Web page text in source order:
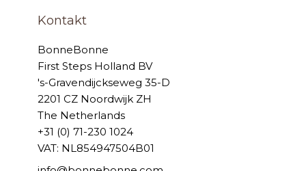
Kontakt
BonneBonne
First Steps Holland BV
's-Gravendijckseweg 35-D
2201 CZ Noordwijk ZH
The Netherlands
+31 (0) 71-230 1024
VAT: NL854947504B01